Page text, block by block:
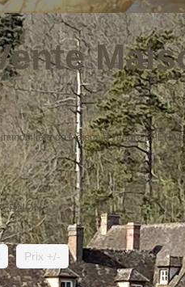
de Maison à vendre
Prix +/-